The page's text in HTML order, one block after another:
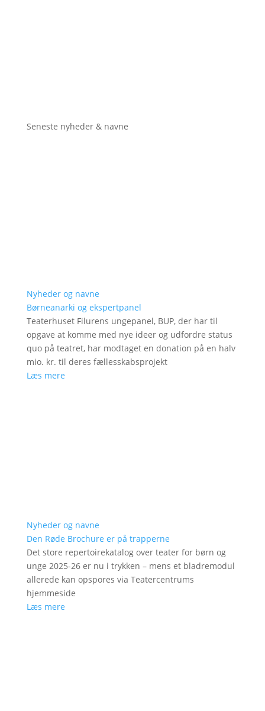
Seneste nyheder & navne
Nyheder og navne
Børneanarki og ekspertpanel
Teaterhuset Filurens ungepanel, BUP, der har til
opgave at komme med nye ideer og udfordre status
quo på teatret, har modtaget en donation på en halv
mio. kr. til deres fællesskabsprojekt
Læs mere
Nyheder og navne
Den Røde Brochure er på trapperne
Det store repertoirekatalog over teater for børn og
unge 2025-26 er nu i trykken – mens et bladremodul
allerede kan opspores via Teatercentrums
hjemmeside
Læs mere